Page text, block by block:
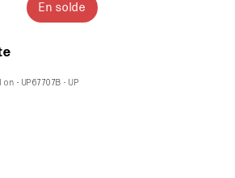
En solde